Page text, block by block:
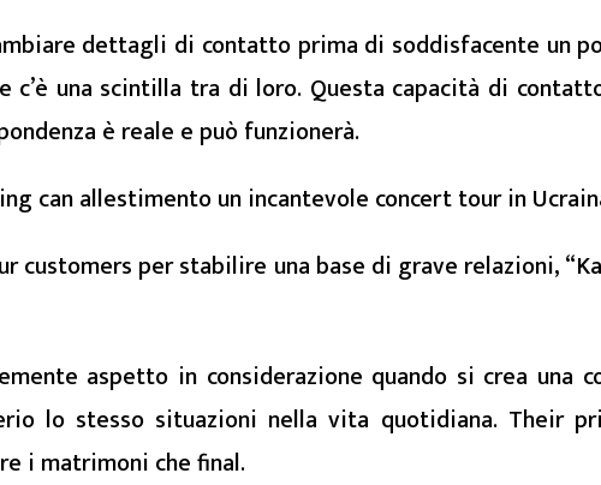
dettagli di contatto prima di soddisfacente un
c’è una scintilla tra di loro. Questa capacità di
è reale e può funzionerà.
can allestimento un incantevole concert tour in
customers per stabilire una base di grave relazioni,
aspetto in considerazione quando si crea una
lo stesso situazioni nella vita quotidiana. Their
i matrimoni che final.